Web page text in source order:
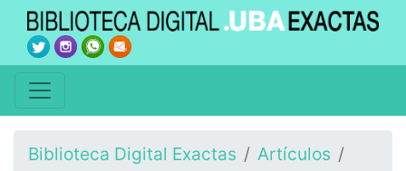
Biblioteca Digital Exactas Artículos